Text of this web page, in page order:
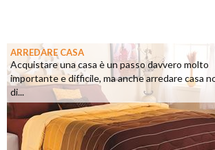
ARREDARE CASA
Acquistare una casa è un passo davvero molto
importante e difficile, ma anche arredare casa
di...